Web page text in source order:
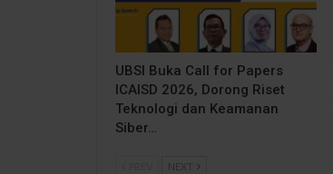
UBSI Buka Call for Papers
ICAISD 2026, Dorong Riset
Teknologi dan Keamanan
Siber…
NEXT